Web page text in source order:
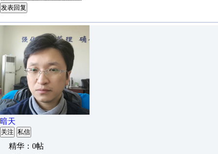
发表回复
暗天
关注 私信
精华：0帖